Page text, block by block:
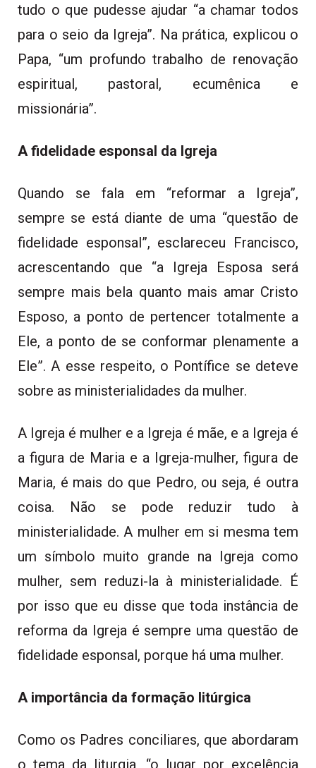
tudo o que pudesse ajudar “a chamar todos
para o seio da Igreja”. Na prática, explicou o
Papa, “um profundo trabalho de renovação
espiritual, pastoral, ecumênica e
missionária”.
A fidelidade esponsal da Igreja
Quando se fala em “reformar a Igreja”,
sempre se está diante de uma “questão de
fidelidade esponsal”, esclareceu Francisco,
acrescentando que “a Igreja Esposa será
sempre mais bela quanto mais amar Cristo
Esposo, a ponto de pertencer totalmente a
Ele, a ponto de se conformar plenamente a
Ele”. A esse respeito, o Pontífice se deteve
sobre as ministerialidades da mulher.
A Igreja é mulher e a Igreja é mãe, e a Igreja é
a figura de Maria e a Igreja-mulher, figura de
Maria, é mais do que Pedro, ou seja, é outra
coisa. Não se pode reduzir tudo à
ministerialidade. A mulher em si mesma tem
um símbolo muito grande na Igreja como
mulher, sem reduzi-la à ministerialidade. É
por isso que eu disse que toda instância de
reforma da Igreja é sempre uma questão de
fidelidade esponsal, porque há uma mulher.
A importância da formação litúrgica
Como os Padres conciliares, que abordaram
o tema da liturgia, “o lugar por excelência